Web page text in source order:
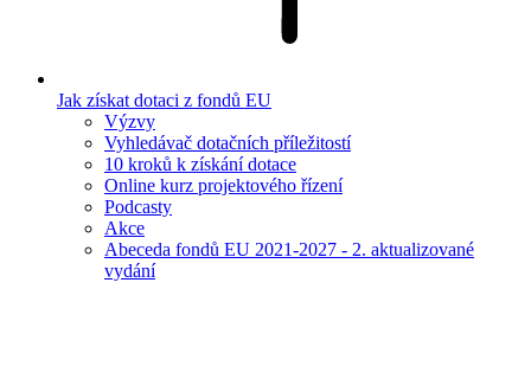
Jak získat dotaci z fondů EU
Výzvy
Vyhledávač dotačních příležitostí
10 kroků k získání dotace
Online kurz projektového řízení
Podcasty
Akce
Abeceda fondů EU 2021-2027 - 2. aktualizované
vydání